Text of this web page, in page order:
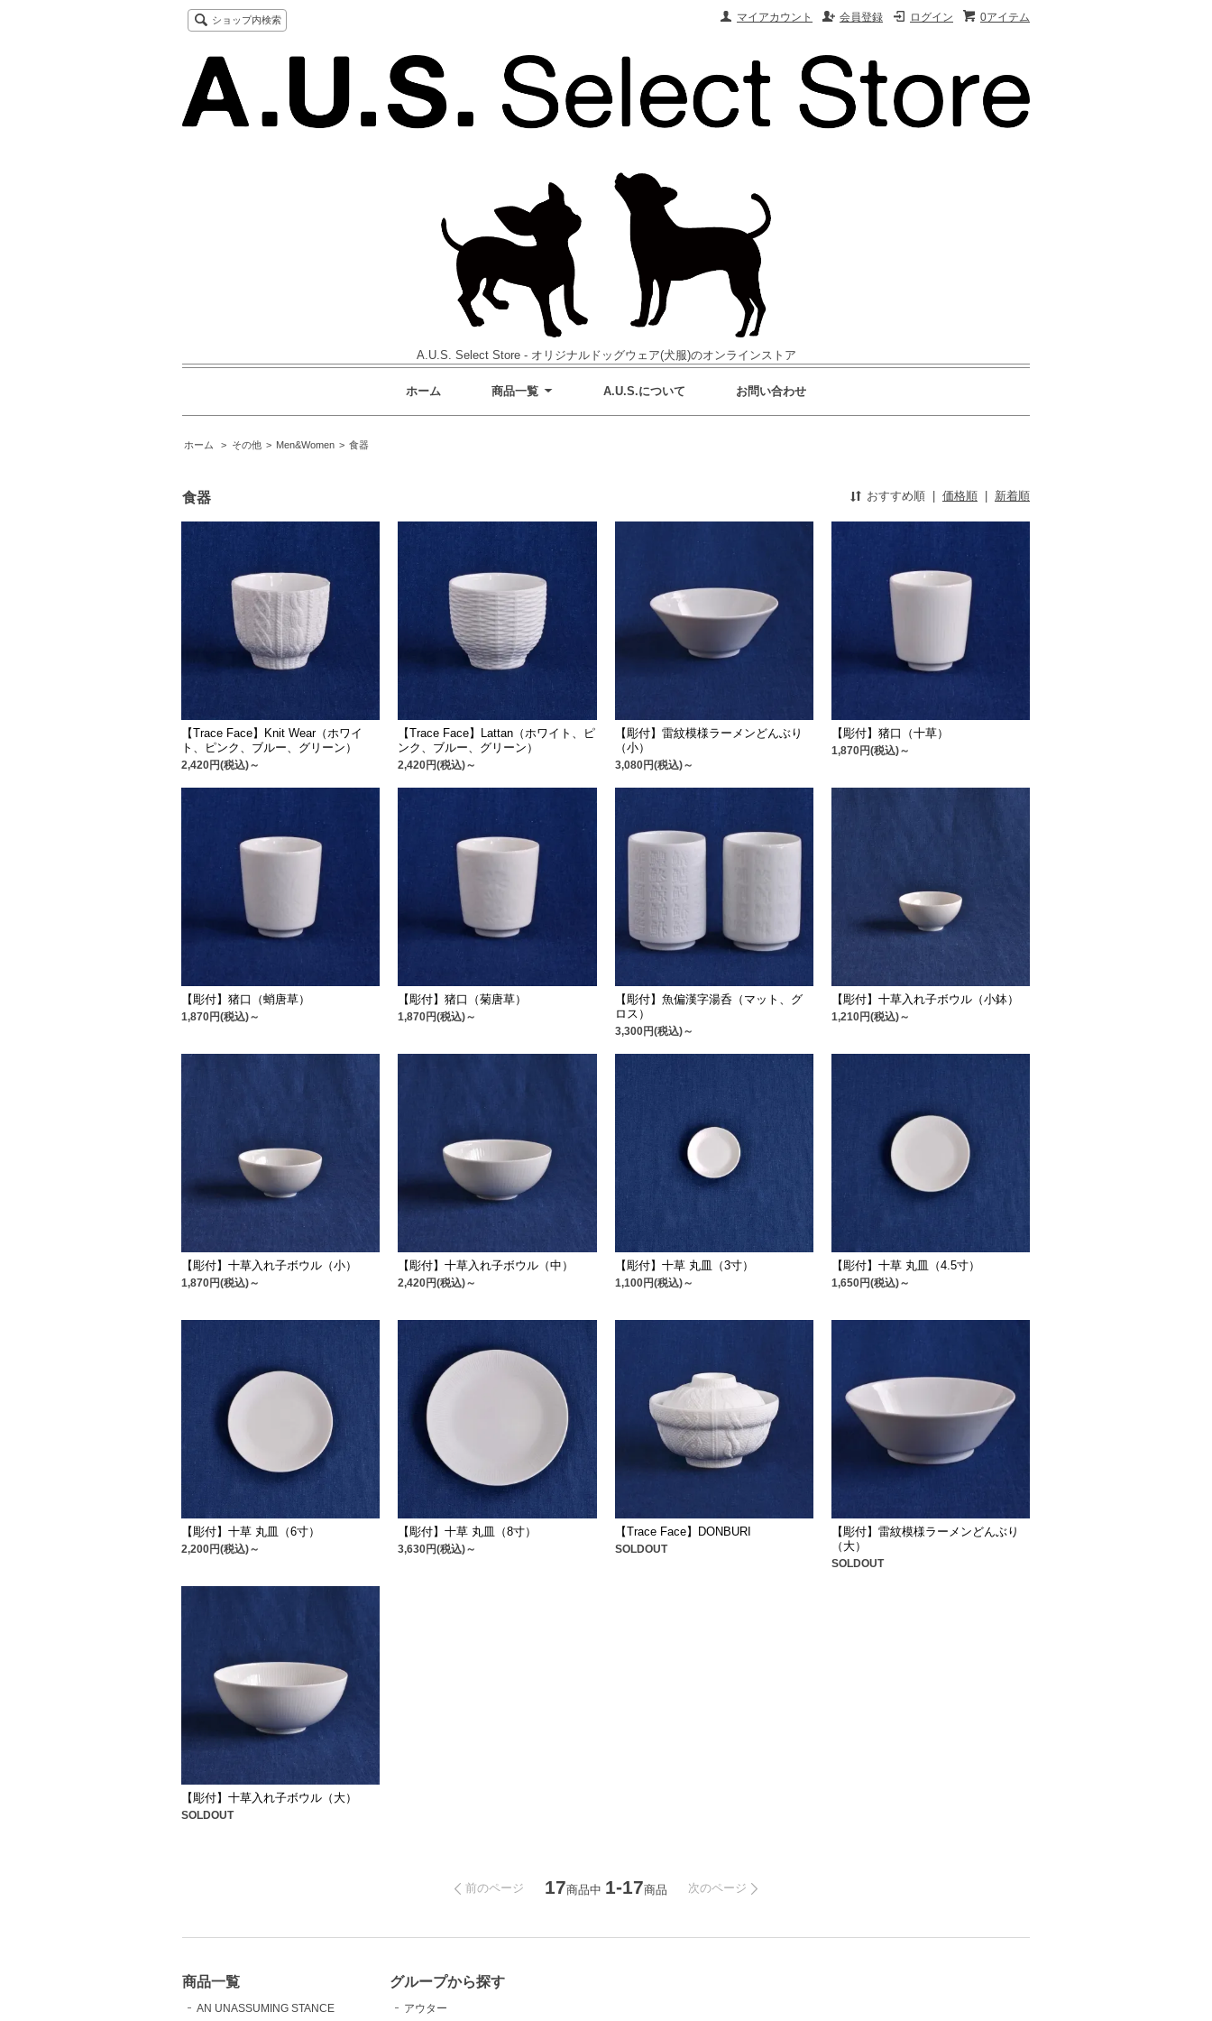
0アイテム
ログイン
会員登録
マイアカウント
ショップ内検索
A.U.S. Select Store - オリジナルドッグウェア(犬服)のオンラインストア
ホーム 商品一覧 A.U.S.について お問い合わせ
ホーム > その他 > Men&Women > 食器
食器 おすすめ順 価格順 新着順
【Trace Face】Knit Wear（ホワイ
ト、ピンク、ブルー、グリーン）
2,420円(税込)～
【Trace Face】Lattan（ホワイト、ピ
ンク、ブルー、グリーン）
2,420円(税込)～
【彫付】雷紋模様ラーメンどんぶり
（小）
3,080円(税込)～
【彫付】猪口（十草）
1,870円(税込)～
【彫付】猪口（蛸唐草）
1,870円(税込)～
【彫付】猪口（菊唐草）
1,870円(税込)～
【彫付】魚偏漢字湯呑（マット、グ
ロス）
3,300円(税込)～
【彫付】十草入れ子ボウル（小鉢）
1,210円(税込)～
【彫付】十草入れ子ボウル（小）
1,870円(税込)～
【彫付】十草入れ子ボウル（中）
2,420円(税込)～
【彫付】十草 丸皿（3寸）
1,100円(税込)～
【彫付】十草 丸皿（4.5寸）
1,650円(税込)～
【彫付】十草 丸皿（6寸）
2,200円(税込)～
【彫付】十草 丸皿（8寸）
3,630円(税込)～
【Trace Face】DONBURI
SOLDOUT
【彫付】雷紋模様ラーメンどんぶり
（大）
SOLDOUT
【彫付】十草入れ子ボウル（大）
SOLDOUT
前のページ 17商品中 1-17商品 次のページ
商品一覧
AN UNASSUMING STANCE
グループから探す
アウター